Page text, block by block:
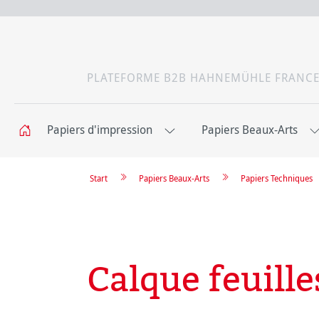
PLATEFORME B2B HAHNEMÜHLE FRANCE
Papiers d'impression Papiers Beaux-Arts
Papiers Techniques
Papiers Beaux-Arts
Start
Calque